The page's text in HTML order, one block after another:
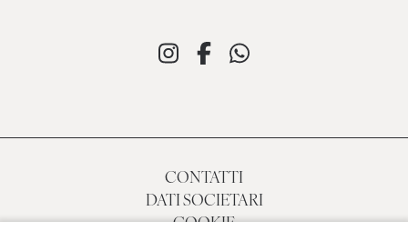
CONTATTI
DATI SOCIETARI
COOKIE